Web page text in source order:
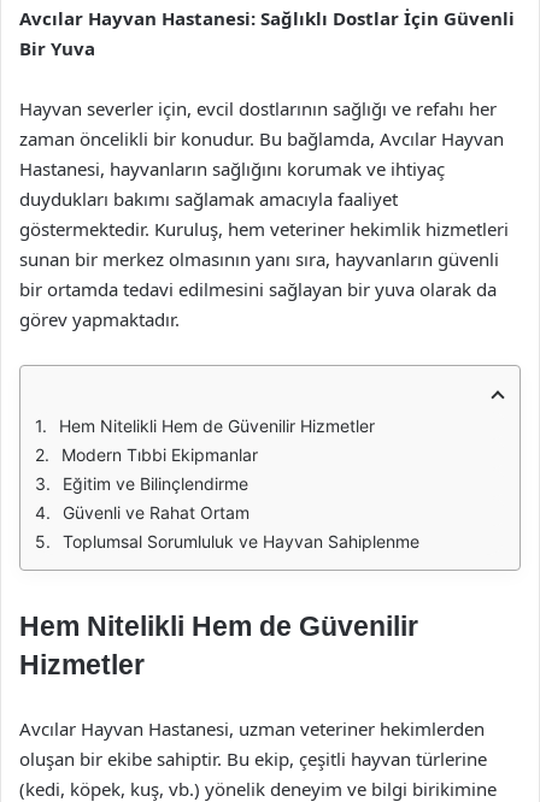
Avcılar Hayvan Hastanesi: Sağlıklı Dostlar İçin Güvenli
Bir Yuva
Hayvan severler için, evcil dostlarının sağlığı ve refahı her
zaman öncelikli bir konudur. Bu bağlamda, Avcılar Hayvan
Hastanesi, hayvanların sağlığını korumak ve ihtiyaç
duydukları bakımı sağlamak amacıyla faaliyet
göstermektedir. Kuruluş, hem veteriner hekimlik hizmetleri
sunan bir merkez olmasının yanı sıra, hayvanların güvenli
bir ortamda tedavi edilmesini sağlayan bir yuva olarak da
görev yapmaktadır.
Hem Nitelikli Hem de Güvenilir Hizmetler
Modern Tıbbi Ekipmanlar
Eğitim ve Bilinçlendirme
Güvenli ve Rahat Ortam
Toplumsal Sorumluluk ve Hayvan Sahiplenme
Hem Nitelikli Hem de Güvenilir
Hizmetler
Avcılar Hayvan Hastanesi, uzman veteriner hekimlerden
oluşan bir ekibe sahiptir. Bu ekip, çeşitli hayvan türlerine
(kedi, köpek, kuş, vb.) yönelik deneyim ve bilgi birikimine